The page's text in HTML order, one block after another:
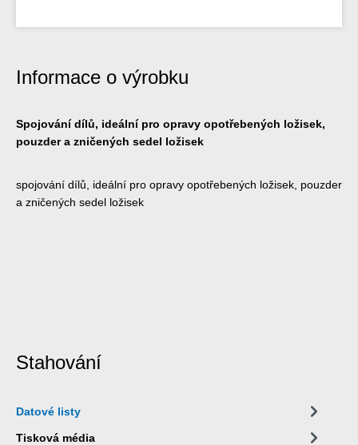
Informace o výrobku
Spojování dílů, ideální pro opravy opotřebených ložisek,
pouzder a zničených sedel ložisek
spojování dílů, ideální pro opravy opotřebených ložisek, pouzder
a zničených sedel ložisek
Stahování
Datové listy
Tisková média